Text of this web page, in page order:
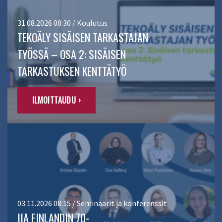
31.08.2026 08:30 / Koulutus
TEKOÄLY SISÄISEN TARKASTAJAN
TYÖSSÄ – OSA 2: SISÄISEN
TARKASTUKSEN KENTTÄTYÖ
ILMOITTAUDU ›
03.11.2026 08:15 / Seminaarit ja konferenssit
IIA FINLANDIN 70-